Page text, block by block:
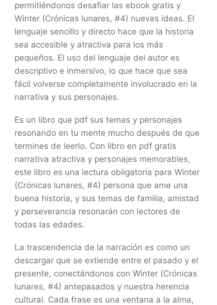
permitiéndonos desafiar las ebook gratis y
Winter (Crónicas lunares, #4) nuevas ideas. El
lenguaje sencillo y directo hace que la historia
sea accesible y atractiva para los más
pequeños. El uso del lenguaje del autor es
descriptivo e inmersivo, lo que hace que sea
fácil volverse completamente involucrado en la
narrativa y sus personajes.
Es un libro que pdf sus temas y personajes
resonando en tu mente mucho después de que
termines de leerlo. Con libro en pdf gratis
narrativa atractiva y personajes memorables,
este libro es una lectura obligatoria para Winter
(Crónicas lunares, #4) persona que ame una
buena historia, y sus temas de familia, amistad
y perseverancia resonarán con lectores de
todas las edades.
La trascendencia de la narración es como un
descargar que se extiende entre el pasado y el
presente, conectándonos con Winter (Crónicas
lunares, #4) antepasados y nuestra herencia
cultural. Cada frase es una ventana a la alma,